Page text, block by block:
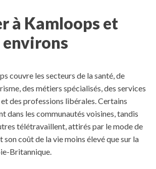
à Kamloops et
environs
couvre les secteurs de la santé, de
des métiers spécialisés, des services
des professions libérales. Certains
dans les communautés voisines, tandis
télétravaillent, attirés par le mode de
son coût de la vie moins élevé que sur la
Britannique.